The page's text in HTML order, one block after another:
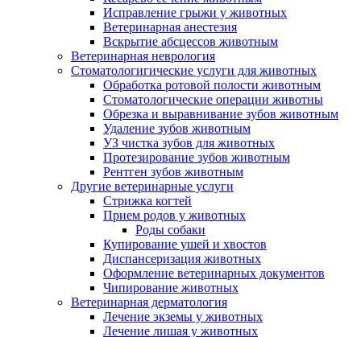
Исправление грыжи у животных
Ветеринарная анестезия
Вскрытие абсцессов животным
Ветеринарная неврология
Стоматологигические услуги для животных
Обработка ротовой полости животным
Стоматологические операции животны
Обрезка и выравнивание зубов животным
Удаление зубов животным
УЗ чистка зубов для животных
Протезирование зубов животным
Рентген зубов животным
Другие ветеринарные услуги
Стрижка когтей
Прием родов у животных
Роды собаки
Купирование ушей и хвостов
Диспансеризация животных
Оформление ветеринарных документов
Чипирование животных
Ветеринарная дерматология
Лечение экземы у животных
Лечение лишая у животных